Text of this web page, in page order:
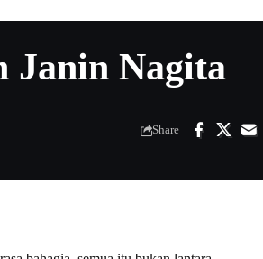
Janin Nagita
Share